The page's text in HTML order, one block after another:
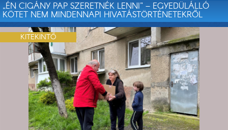
„ÉN CIGÁNY PAP SZERETNÉK LENNI” – EGYEDÜLÁLLÓ
KÖTET NEM MINDENNAPI HIVATÁSTÖRTÉNETEKRŐL
KITEKINTŐ